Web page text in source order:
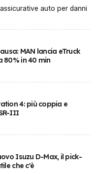
auto per danni
MAN lancia eTruck
80% in 40 min
4: più coppia e
III
Isuzu D-Max, il pick-
che c'è